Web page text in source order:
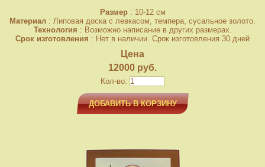
Размер: 10-12 см
Материал : Липовая доска с левкасом, темпера, сусальное золото.
Технология : Возможно написание в других размерах.
Срок изготовления : Нет в наличии. Срок изготовления 30 дней
Цена
12000 руб.
Кол-во:
ДОБАВИТЬ В КОРЗИНУ